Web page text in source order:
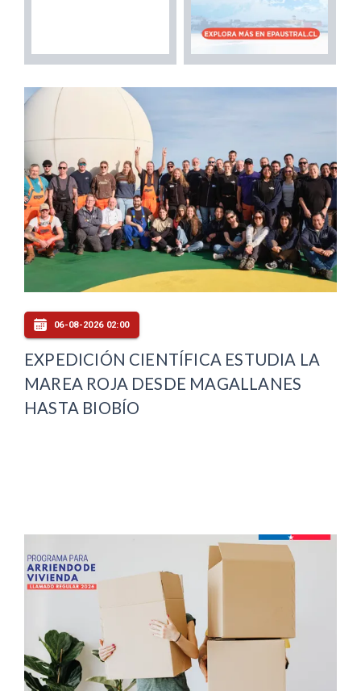
06-08-2026 02:00
EXPEDICIÓN CIENTÍFICA ESTUDIA LA
MAREA ROJA DESDE MAGALLANES
HASTA BIOBÍO